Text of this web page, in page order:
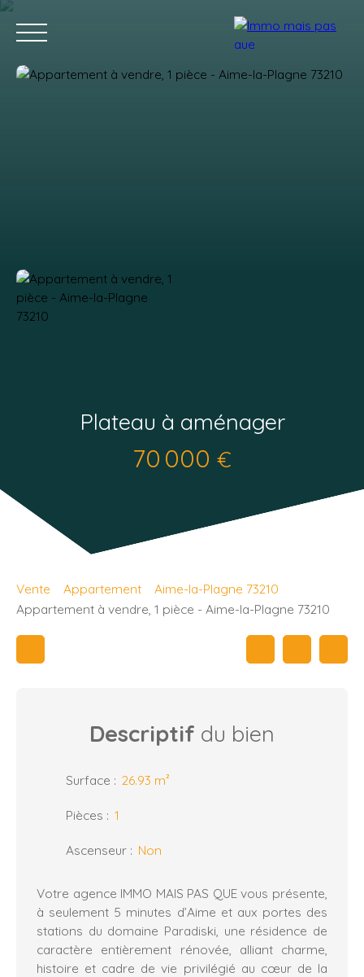
Estimation
Plateau à aménager
70 000 €
Vente Appartement
Aime-la-Plagne 73210
Appartement à vendre, 1 pièce - Aime-la-Plagne 73210
Descriptif du bien
Surface : 26.93 m²
Pièces : 1
Ascenseur : Non
Votre agence IMMO MAIS PAS QUE vous présente,
à seulement 5 minutes d’Aime et aux portes des
stations du domaine Paradiski, une résidence de
caractère entièrement rénovée, alliant charme,
histoire et cadre de vie privilégié au cœur de la